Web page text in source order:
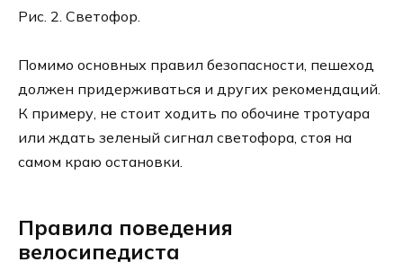
Рис. 2. Светофор.
Помимо основных правил безопасности, пешеход
должен придерживаться и других рекомендаций.
К примеру, не стоит ходить по обочине тротуара
или ждать зеленый сигнал светофора, стоя на
самом краю остановки.
Правила поведения
велосипедиста